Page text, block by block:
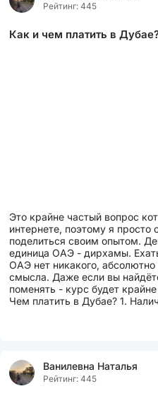
Рейтинг: 445
Как и чем платить в
Это крайне частый вопрос
интернете, поэтому я просто
поделиться своим опытом.
единица ОАЭ - дирхамы.
ОАЭ нет никакого, абсолютно
смысла. Даже если вы
поменять - курс будет
Чем платить в Дубае? 1.
Ванилевна Наталья
Рейтинг: 445